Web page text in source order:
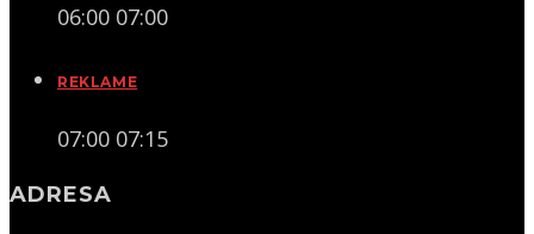
06:00 07:00
REKLAME
07:00 07:15
ADRESA